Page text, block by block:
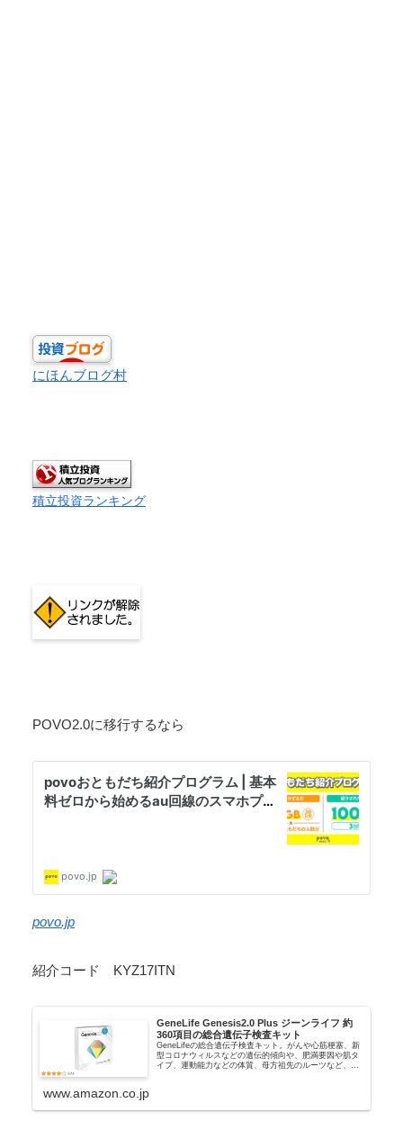
にほんブログ村
積立投資ランキング
POVO2.0に移行するなら
povo.jp
紹介コード KYZ17ITN
GeneLife Genesis2.0 Plus ジーンライフ 約
360項目の総合遺伝子検査キット
GeneLifeの総合遺伝子検査キット。がんや心筋梗塞、新
型コロナウィルスなどの遺伝的傾向や、肥満要因や肌タ
イプ、運動能力などの体質、母方祖先のルーツなど、約
www.amazon.co.jp